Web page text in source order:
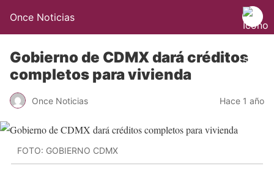
Once Noticias
Gobierno de CDMX dará créditos
completos para vivienda
Once Noticias Hace 1 año
FOTO: GOBIERNO CDMX